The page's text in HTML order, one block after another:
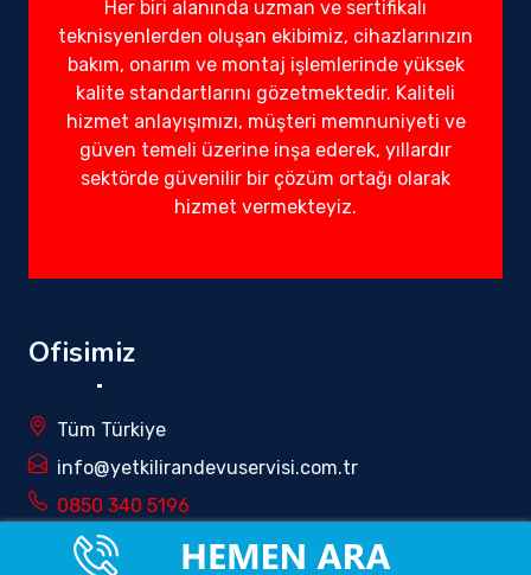
Her biri alanında uzman ve sertifikalı
teknisyenlerden oluşan ekibimiz, cihazlarınızın
bakım, onarım ve montaj işlemlerinde yüksek
kalite standartlarını gözetmektedir. Kaliteli
hizmet anlayışımızı, müşteri memnuniyeti ve
güven temeli üzerine inşa ederek, yıllardır
sektörde güvenilir bir çözüm ortağı olarak
hizmet vermekteyiz.
Ofisimiz
Tüm Türkiye
info@yetkilirandevuservisi.com.tr
0850 340 5196